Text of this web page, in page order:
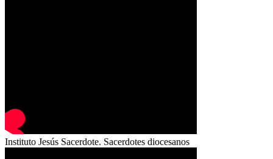
Instituto Jesús Sacerdote. Sacerdotes diocesanos